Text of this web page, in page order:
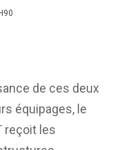
de ces deux
équipages, le
reçoit les